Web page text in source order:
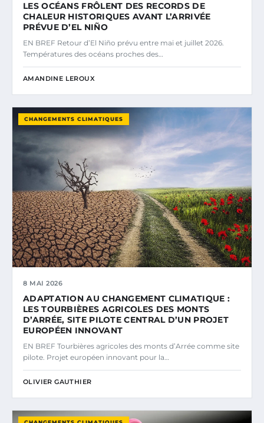
LES OCÉANS FRÔLENT DES RECORDS DE
CHALEUR HISTORIQUES AVANT L’ARRIVÉE
PRÉVUE D’EL NIÑO
EN BREF Retour d’El Niño prévu entre mai et juillet 2026.
Températures des océans proches des…
AMANDINE LEROUX
CHANGEMENTS CLIMATIQUES
8 MAI 2026
ADAPTATION AU CHANGEMENT CLIMATIQUE :
LES TOURBIÈRES AGRICOLES DES MONTS
D’ARRÉE, SITE PILOTE CENTRAL D’UN PROJET
EUROPÉEN INNOVANT
EN BREF Tourbières agricoles des monts d’Arrée comme site
pilote. Projet européen innovant pour la…
OLIVIER GAUTHIER